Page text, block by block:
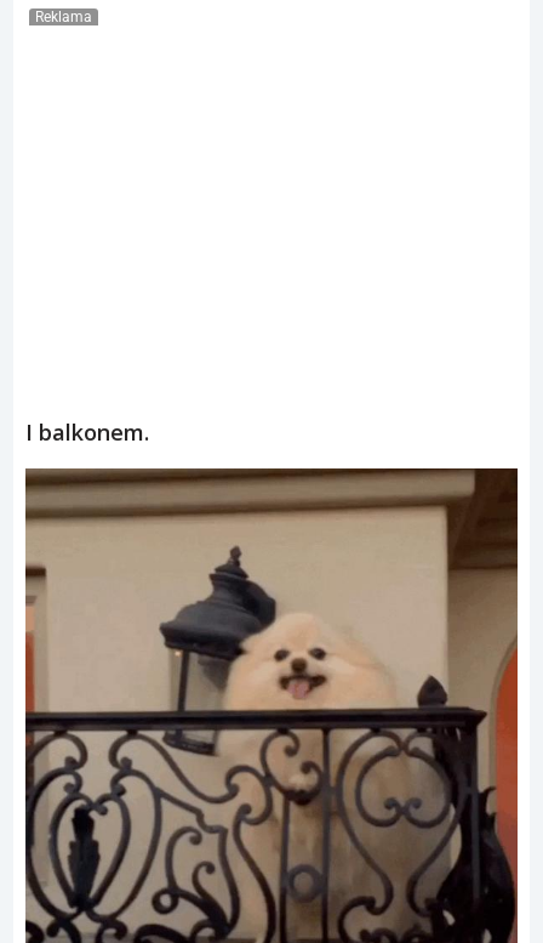
Reklama
I balkonem.